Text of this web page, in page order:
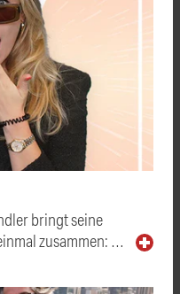
bringt seine
zusammen: …